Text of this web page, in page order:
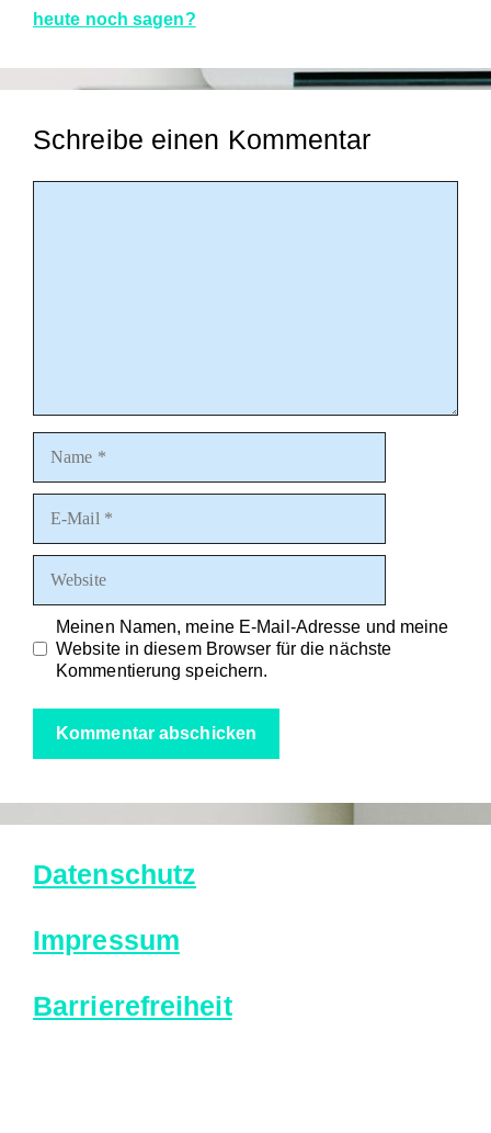
heute noch sagen?
Schreibe einen Kommentar
Meinen Namen, meine E-Mail-Adresse und meine
Website in diesem Browser für die nächste
Kommentierung speichern.
Datenschutz
Impressum
Barrierefreiheit